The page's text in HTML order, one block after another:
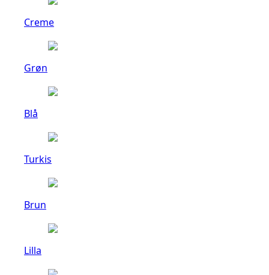
Creme
Grøn
Blå
Turkis
Brun
Lilla